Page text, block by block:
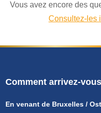
Vous avez encore des
Consultez-les
Comment arrivez-
En venant de Bruxelles /